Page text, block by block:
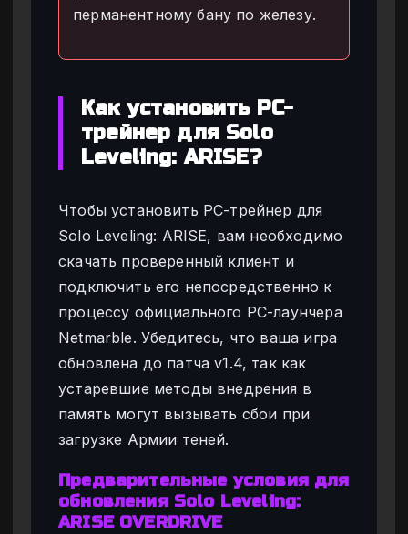
перманентному бану по железу.
Как установить PC-
трейнер для Solo
Leveling: ARISE?
Чтобы установить PC-трейнер для
Solo Leveling: ARISE, вам необходимо
скачать проверенный клиент и
подключить его непосредственно к
процессу официального PC-лаунчера
Netmarble. Убедитесь, что ваша игра
обновлена до патча v1.4, так как
устаревшие методы внедрения в
память могут вызывать сбои при
загрузке Армии теней.
Предварительные условия для
обновления Solo Leveling:
ARISE OVERDRIVE